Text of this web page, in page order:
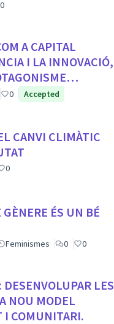
0
A CAPITAL
I LA INNOVACIÓ,
0 Accepted
CANVI CLIMÀTIC
0
ÉS UN BÉ
Feminismes 0 0
LES
NOU MODEL
I COMUNITARI.